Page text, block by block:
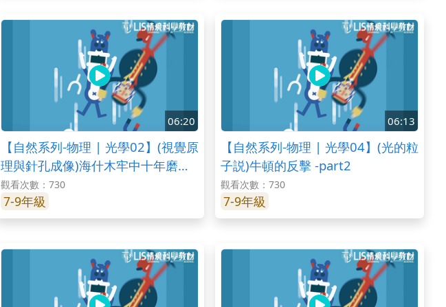
06:20
【自然系列-物理 | 光學02】(視覺原
理與針孔成像)海什木牢中十年磨一
劍 -part2
觀看次數：730
7-9年級
06:13
【自然系列-物理 | 光學04】(光的粒
子説)牛頓的反擊 -part2
觀看次數：730
7-9年級